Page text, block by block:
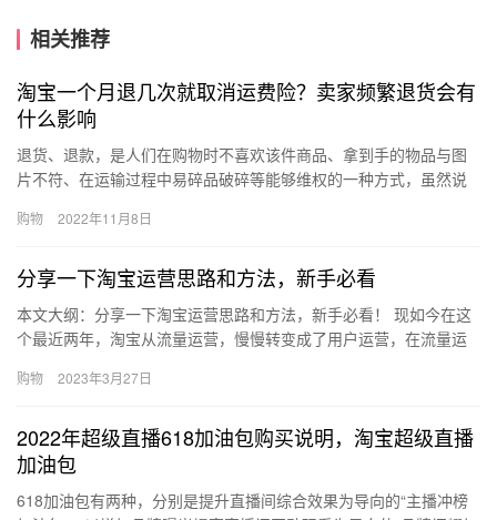
相关推荐
淘宝一个月退几次就取消运费险？卖家频繁退货会有
什么影响
退货、退款，是人们在购物时不喜欢该件商品、拿到手的物品与图
片不符、在运输过程中易碎品破碎等能够维权的一种方式，虽然说
宝一个…
购物 2022年11月8日
分享一下淘宝运营思路和方法，新手必看
本文大纲：分享一下淘宝运营思路和方法，新手必看！ 现如今在这
个最近两年，淘宝从流量运营，慢慢转变成了用户运营，在流量运
用…
购物 2023年3月27日
2022年超级直播618加油包购买说明，淘宝超级直播
加油包
618加油包有两种，分别是提升直播间综合效果为导向的“主播冲榜